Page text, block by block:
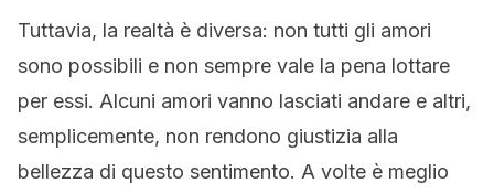
Tuttavia, la realtà è diversa: non tutti gli amori
sono possibili e non sempre vale la pena lottare
per essi. Alcuni amori vanno lasciati andare e altri,
semplicemente, non rendono giustizia alla
bellezza di questo sentimento. A volte è meglio